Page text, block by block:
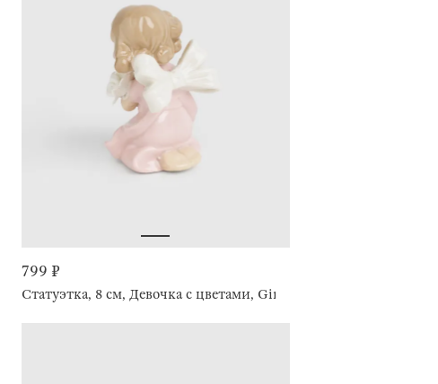
799 ₽
Статуэтка, 8 см, Девочка с цветами, Girl figurine